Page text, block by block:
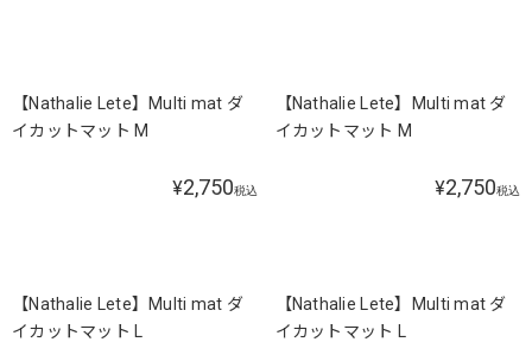
【Nathalie Lete】Multi mat ダ
イカットマット M
¥2,750税込
【Nathalie Lete】Multi mat ダ
イカットマット M
¥2,750税込
【Nathalie Lete】Multi mat ダ
イカットマット L
【Nathalie Lete】Multi mat ダ
イカットマット L